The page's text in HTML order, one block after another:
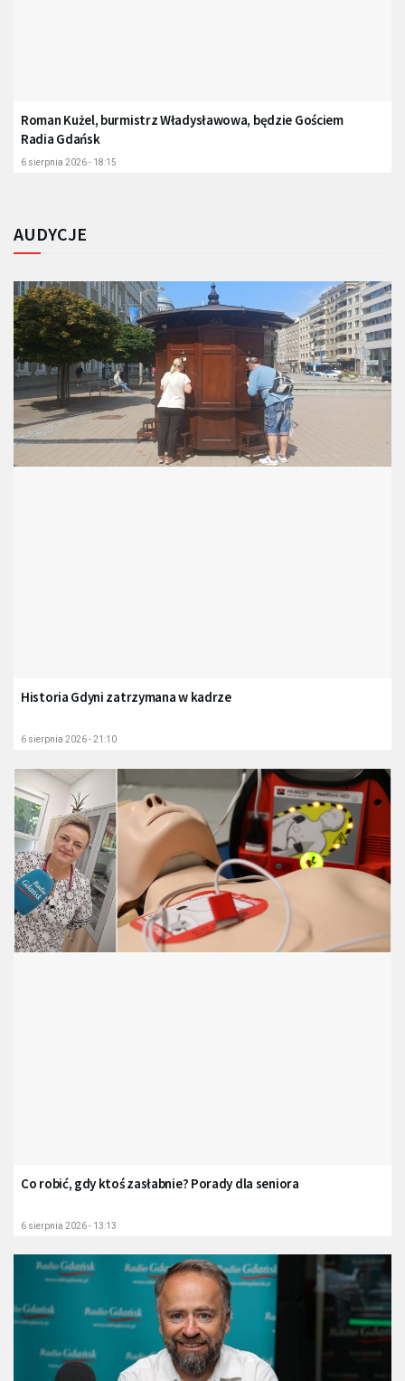
Roman Kużel, burmistrz Władysławowa, będzie Gościem
Radia Gdańsk
6 sierpnia 2026 - 18:15
AUDYCJE
Historia Gdyni zatrzymana w kadrze
6 sierpnia 2026 - 21:10
Co robić, gdy ktoś zasłabnie? Porady dla seniora
6 sierpnia 2026 - 13:13